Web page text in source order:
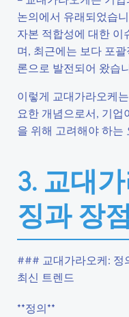
논의에서 유래되었습
자본 적합성에 대한 이
며, 최근에는 보다 포
론으로 발전되어 왔습
이렇게 교대가라오케
요한 개념으로서, 기
을 위해 고려해야 하는
3. 교대
징과 장점
### 교대가라오케: 정
최신 트렌드
**정의**